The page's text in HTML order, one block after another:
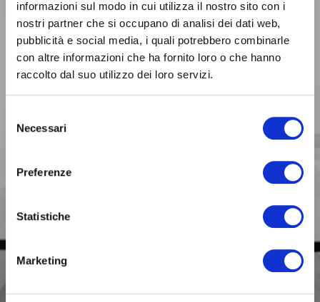
informazioni sul modo in cui utilizza il nostro sito con i
nostri partner che si occupano di analisi dei dati web,
pubblicità e social media, i quali potrebbero combinarle
con altre informazioni che ha fornito loro o che hanno
raccolto dal suo utilizzo dei loro servizi.
delNecessari
Preferenze
Statistiche
Marketing
BUSINESS